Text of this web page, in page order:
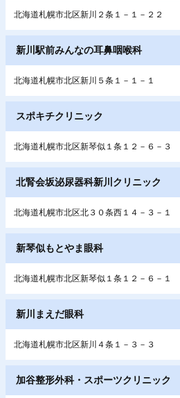
北海道札幌市北区新川２条１－１－２２
新川駅前みんなの耳鼻咽喉科
北海道札幌市北区新川５条１－１－１
スポキチクリニック
北海道札幌市北区新琴似１条１２－６－３
北腎会坂泌尿器科新川クリニック
北海道札幌市北区北３０条西１４－３－１
新琴似もとやま眼科
北海道札幌市北区新琴似１条１２－６－１
新川まえだ眼科
北海道札幌市北区新川４条１－３－３
加谷整形外科・スポーツクリニック